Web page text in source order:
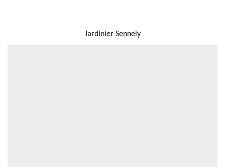
Jardinier Sennely